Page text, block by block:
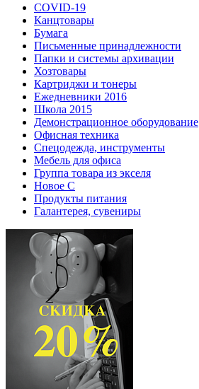
COVID-19
Канцтовары
Бумага
Письменные принадлежности
Папки и системы архивации
Хозтовары
Картриджи и тонеры
Ежедневники 2016
Школа 2015
Демонстрационное оборудование
Офисная техника
Спецодежда, инструменты
Мебель для офиса
Группа товара из экселя
Новое С
Продукты питания
Галантерея, сувениры